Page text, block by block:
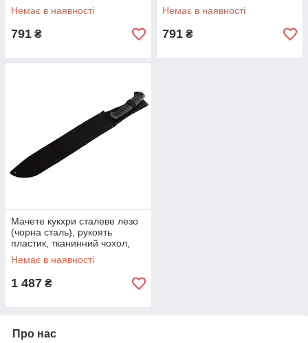
Немає в наявності
791 ₴
Немає в наявності
791 ₴
Мачете кукхри сталеве лезо
(чорна сталь), рукоять
пластик, тканинний чохол,
Kukri кукрі
Немає в наявності
1 487 ₴
Про нас